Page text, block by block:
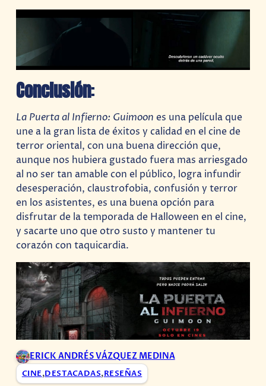
Conclusión:
La Puerta al Infierno: Guimoon es una película que
une a la gran lista de éxitos y calidad en el cine de
terror oriental, con una buena dirección que,
aunque nos hubiera gustado fuera mas arriesgado
al no ser tan amable con el público, logra infundir
desesperación, claustrofobia, confusión y terror
en los asistentes, es una buena opción para
disfrutar de la temporada de Halloween en el cine,
y sacarte uno que otro susto y mantener tu
corazón con taquicardia.
ERICK ANDRÉS VÁZQUEZ MEDINA
CINE,DESTACADAS,RESEÑAS